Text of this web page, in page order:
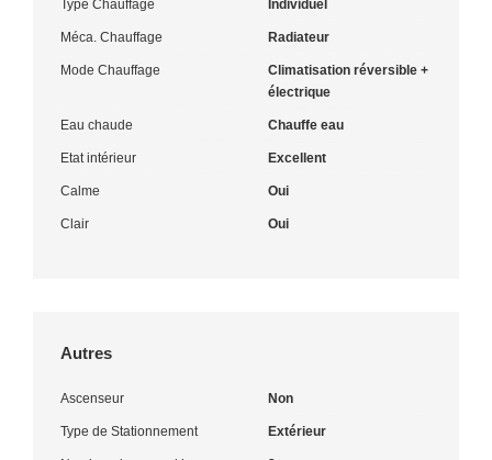
Type Chauffage Individuel
Méca. Chauffage Radiateur
Mode Chauffage
Climatisation réversible +
électrique
Eau chaude Chauffe eau
Etat intérieur Excellent
Calme Oui
Clair Oui
Autres
Ascenseur Non
Type de Stationnement Extérieur